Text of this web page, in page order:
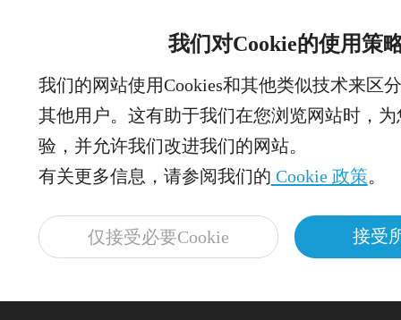
我们对Cookie的使用策
我们的网站使用Cookies和其他类似技术来区
其他用户。这有助于我们在您浏览网站时，
验，并允许我们改进我们的网站。
有关更多信息，请参阅我们的 Cookie 政策。
仅接受必要Cookie 接受